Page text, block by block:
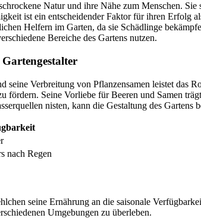
Natur und ihre Nähe zum Menschen.
ist ein entscheidender Faktor für ihren Erfolg
Helfern im Garten, da sie Schädlinge
Bereiche des Gartens nutzen.
seine Verbreitung von Pflanzensamen leistet das
fördern. Seine Vorliebe für Beeren und Samen
nisten, kann die Gestaltung des Gartens
nach Regen
seine Ernährung an die saisonale
Umgebungen zu überleben.